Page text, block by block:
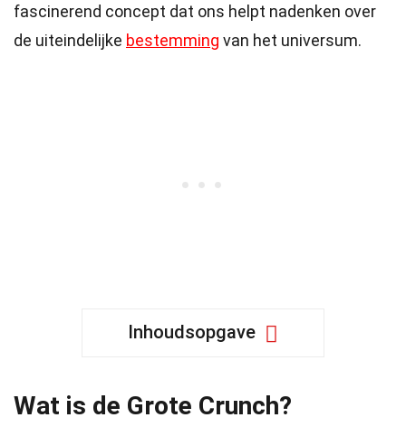
fascinerend concept dat ons helpt nadenken over
de uiteindelijke bestemming van het universum.
Inhoudsopgave
Wat is de Grote Crunch?